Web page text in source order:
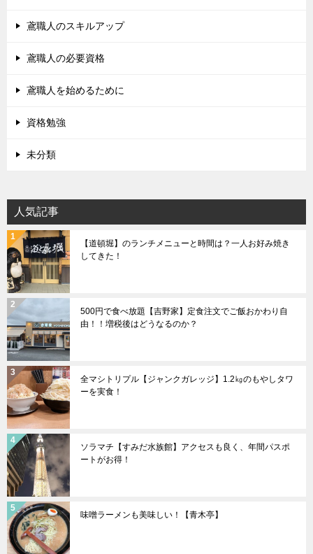
鳶職人のスキルアップ
鳶職人の必要資格
鳶職人を始めるために
資格勉強
未分類
人気記事
【道頓堀】のランチメニューと時間は？一人お好み焼き
してきた！
500円で食べ放題【吉野家】定食注文でご飯おかわり自
由！！増税後はどうなるのか？
全マシトリプル【ジャンクガレッジ】1.2㎏のもやしタワ
ーを実食！
ソラマチ【すみだ水族館】アクセスも良く、年間パスポ
ートがお得！
味噌ラーメンも美味しい！【青木亭】